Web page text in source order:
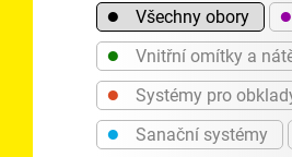
● Všechny obory ●
● Vnitřní omítky a
● Systémy pro
● Sanační systémy